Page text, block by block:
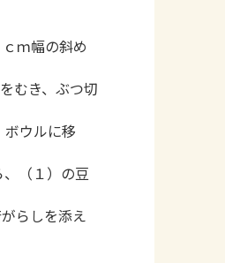
ｍ幅の斜め
むき、ぶつ切
ボウルに移
（１）の豆
らしを添え